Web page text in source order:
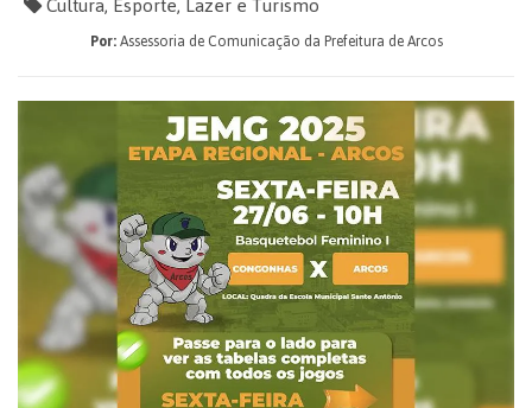
Por:Assessoria de Comunicação da Prefeitura de Arcos